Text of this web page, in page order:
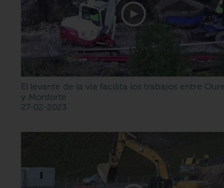
El levante de la vía facilita los trabajos entre
y Monforte
27-02-2023